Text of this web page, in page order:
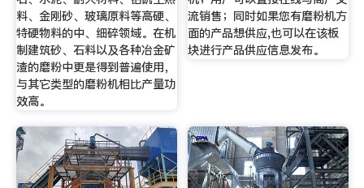
料、金刚砂、玻璃原料等高硬、
特硬物料的中、细碎领域。在机
制建筑砂、石料以及各种冶金矿
渣的磨粉中更是得到普遍使用，
与其它类型的磨粉机相比产量功
效高。
流销售；同时如果您有磨粉机方
面的产品想供应,也可以在该板
块进行产品供应信息发布。